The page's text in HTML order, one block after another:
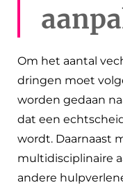
Om het aantal
dringen moet
worden gedaan
dat een
wordt. Daarnaast
multidisciplinaire
andere